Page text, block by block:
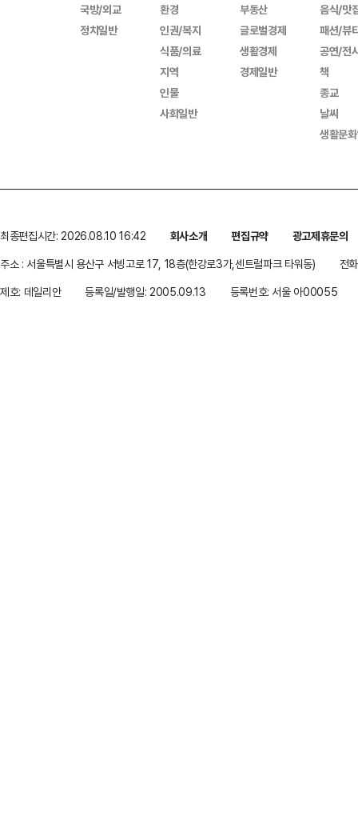
국방/외교
정치일반
환경
인권/복지
식품/의료
지역
인물
사회일반
부동산
글로벌경제
생활경제
경제일반
음식/맛
패션/뷰
공연/전
책
종교
날씨
생활문
최종편집시간: 2026.08.10 16:42 회사소개 편집규약
광고제휴문의
주소 : 서울특별시 용산구 서빙고로 17, 18층(한강로3가,센트럴파크 타워동)
전
제호: 데일리안
등록일/발행일: 2005.09.13 등록번호: 서울 아00055